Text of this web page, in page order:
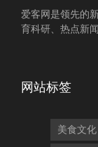
爱客网是领先的
育科研、热点新
网站标签
美食文化